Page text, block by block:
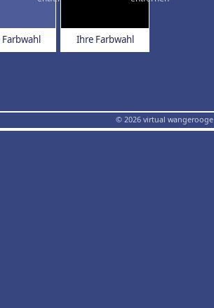
Ihre Farbwahl
© 2026 virtual wangerooge